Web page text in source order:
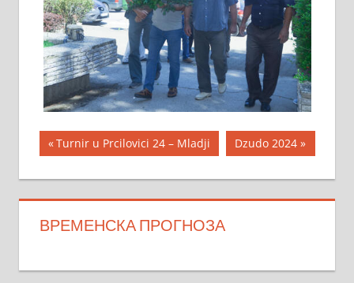
Кретање
чланка
Previous
Post:
Turnir u Prcilovici 24 – Mladji
Next
Post:
Dzudo 2024
ВРЕМЕНСКА ПРОГНОЗА